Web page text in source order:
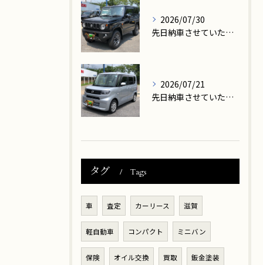
2026/07/30
先日納車させていただきましたお客様は、高島市在住のM様です。
2026/07/21
先日納車させていただきましたお客様は、大津市在住のK様です。
タグ Tags
車 査定 カーリース 滋賀
軽自動車 コンパクト ミニバン
保険 オイル交換 買取 鈑金塗装